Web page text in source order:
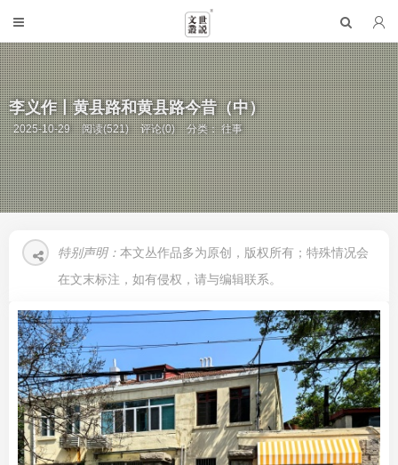
李义作丨黄县路和黄县路今昔（中）
2025-10-29 阅读(521) 评论(0) 分类：往事
特别声明： 本文丛作品多为原创，版权所有；特殊情况会
在文末标注，如有侵权，请与编辑联系。